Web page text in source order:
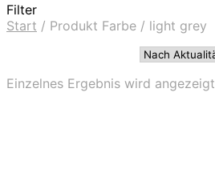
Filter
Start / Produkt Farbe / light grey
Einzelnes Ergebnis wird angezeigt